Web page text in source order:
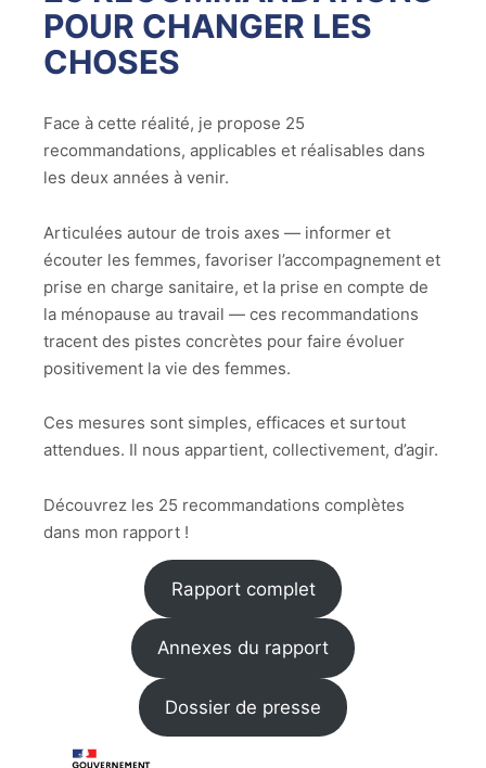
POUR CHANGER LES
CHOSES
Face à cette réalité, je propose 25
recommandations, applicables et réalisables dans
les deux années à venir.
Articulées autour de trois axes — informer et
écouter les femmes, favoriser l’accompagnement et
prise en charge sanitaire, et la prise en compte de
la ménopause au travail — ces recommandations
tracent des pistes concrètes pour faire évoluer
positivement la vie des femmes.
Ces mesures sont simples, efficaces et surtout
attendues. Il nous appartient, collectivement, d’agir.
Découvrez les 25 recommandations complètes
dans mon rapport !
Rapport complet
Annexes du rapport
Dossier de presse